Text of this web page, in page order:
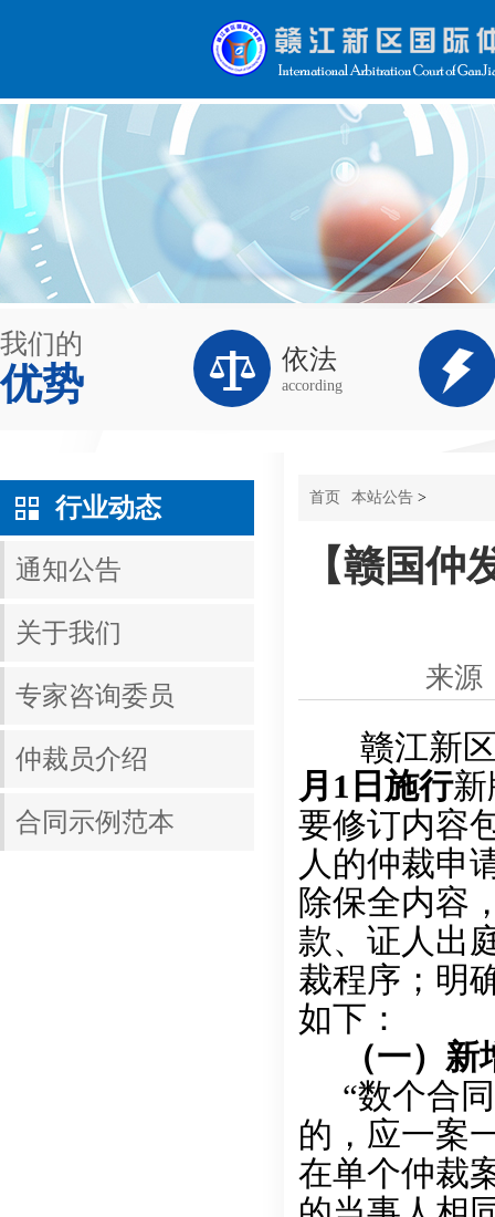
我们的
优势  依法
according 
行业动态
通知公告
关于我们
专家咨询委员
仲裁员介绍
合同示例范本
首页 >
本站公告
【赣国仲
来源
赣江新区
月 1 日施行新
要修订内容
人的仲裁申
除保全内容
款、证人出
裁程序；明
如下：
（一）
“数个合同
的，应一案
在单个仲裁